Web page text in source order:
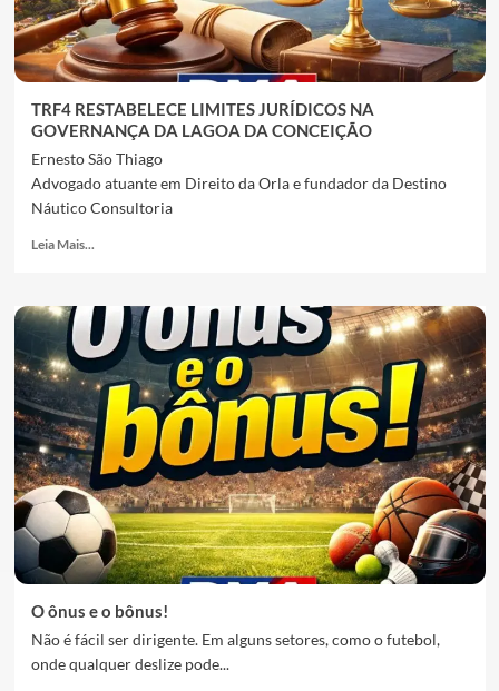
TRF4 RESTABELECE LIMITES JURÍDICOS NA
GOVERNANÇA DA LAGOA DA CONCEIÇÃO
Ernesto São Thiago
Advogado atuante em Direito da Orla e fundador da Destino
Náutico Consultoria
Leia Mais...
O ônus e o bônus!
Não é fácil ser dirigente. Em alguns setores, como o futebol,
onde qualquer deslize pode...